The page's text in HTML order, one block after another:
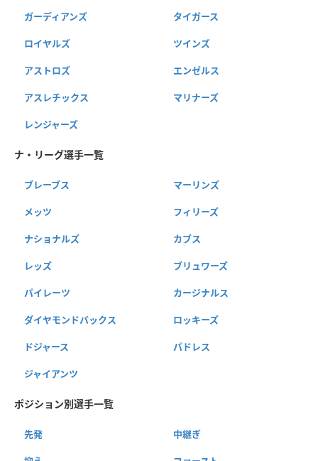
ガーディアンズ タイガース
ロイヤルズ ツインズ
アストロズ エンゼルス
アスレチックス マリナーズ
レンジャーズ
ナ・リーグ選手一覧
ブレーブス マーリンズ
メッツ フィリーズ
ナショナルズ カブス
レッズ ブリュワーズ
パイレーツ カージナルス
ダイヤモンドバックス ロッキーズ
ドジャース パドレス
ジャイアンツ
ポジション別選手一覧
先発 中継ぎ